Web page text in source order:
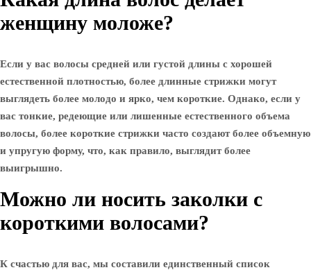
женщину моложе?
Если у вас волосы средней или густой длины с хорошей
естественной плотностью, более длинные стрижки могут
выглядеть более молодо и ярко, чем короткие. Однако, если у
вас тонкие, редеющие или лишенные естественного объема
волосы, более короткие стрижки часто создают более объемную
и упругую форму, что, как правило, выглядит более
выигрышно.
Можно ли носить заколки с
короткими волосами?
К счастью для вас, мы составили единственный список